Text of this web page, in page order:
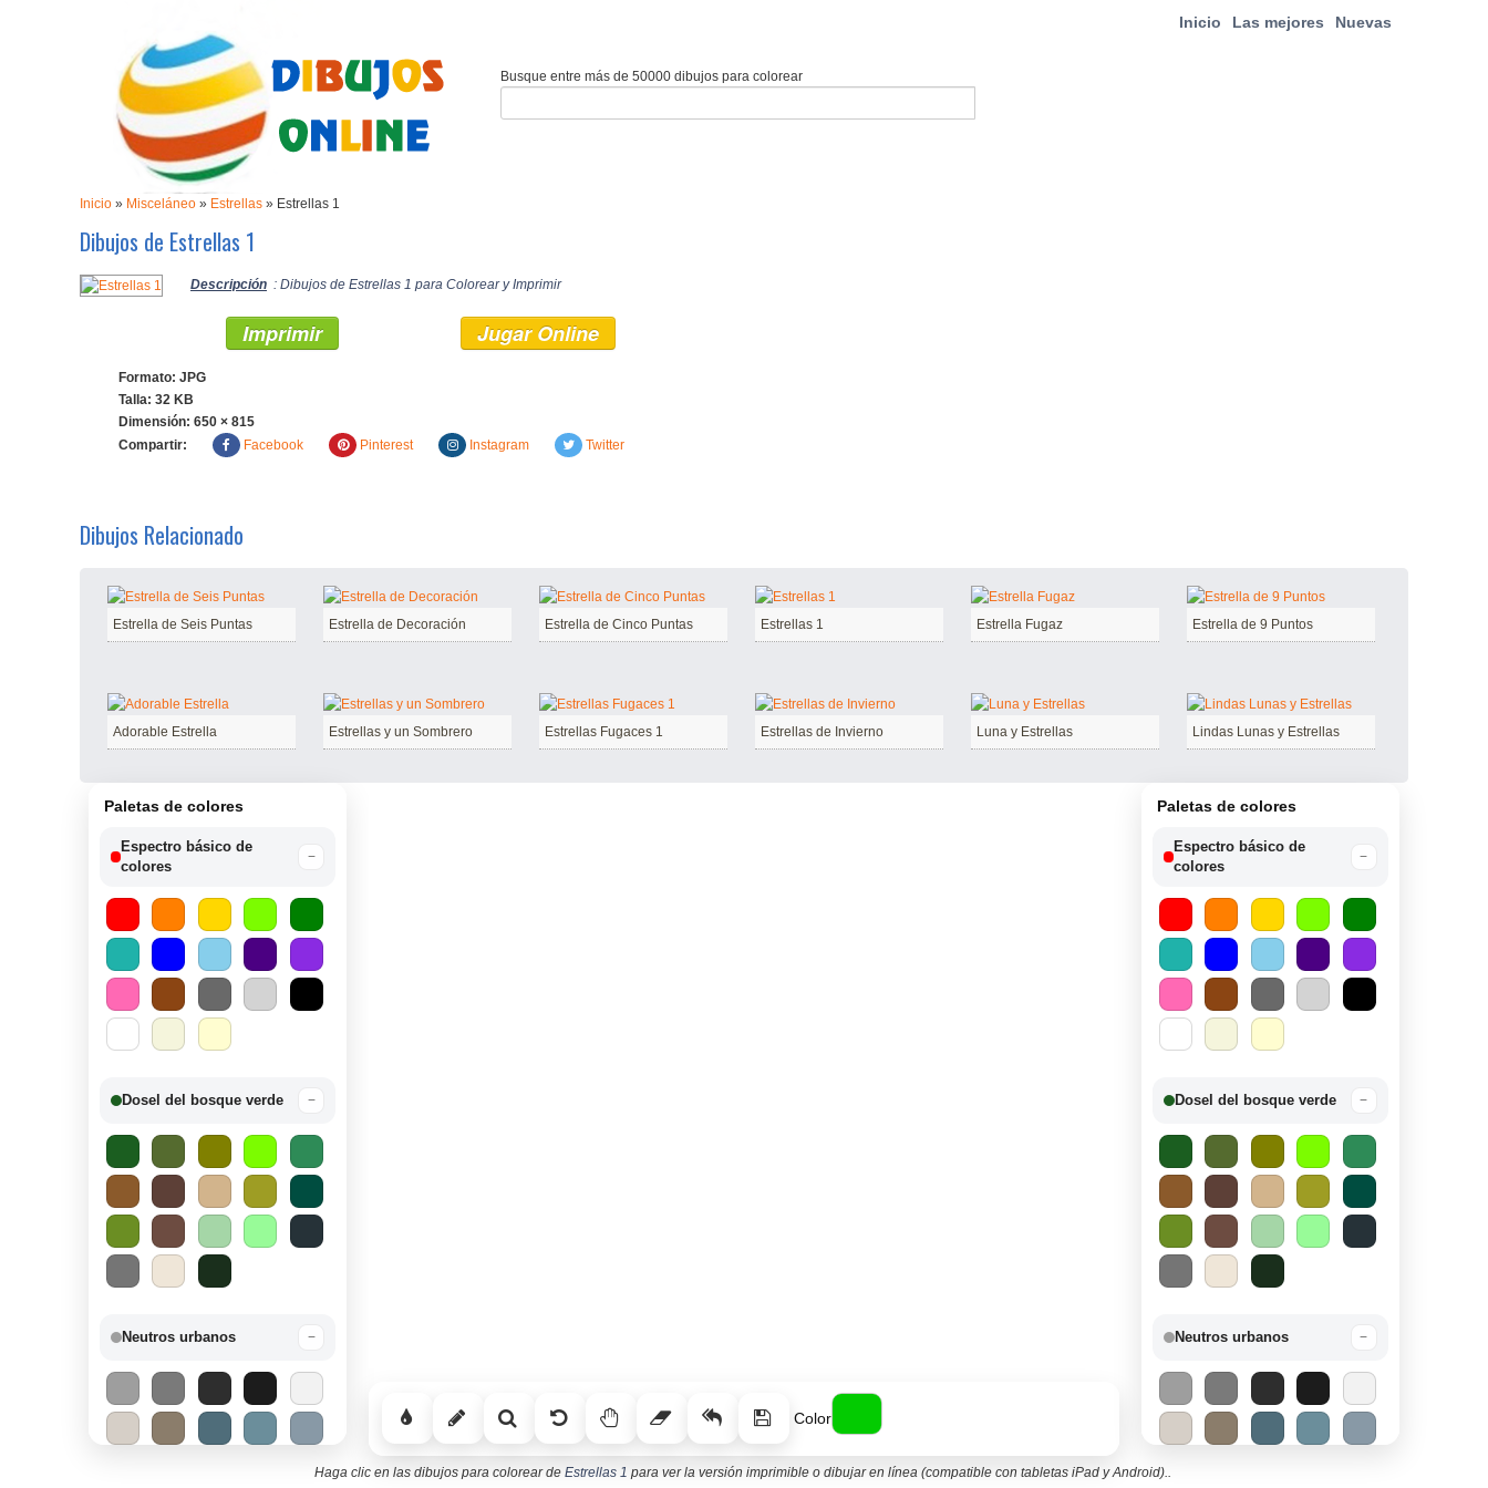
Inicio Las mejores Nuevas
Busque entre más de 50000 dibujos para colorear
Inicio » Misceláneo » Estrellas » Estrellas 1
Dibujos de Estrellas 1
Descripción : Dibujos de Estrellas 1 para Colorear y Imprimir
Imprimir Jugar Online
Formato: JPG
Talla: 32 KB
Dimensión: 650 × 815
Compartir:
Facebook Pinterest Instagram Twitter
Dibujos Relacionado
Estrella de Seis Puntas Estrella de Decoración Estrella de Cinco Puntas Estrellas 1 Estrella Fugaz Estrella de 9 Puntos
Adorable Estrella Estrellas y un Sombrero Estrellas Fugaces 1 Estrellas de Invierno Luna y Estrellas Lindas Lunas y Estrellas
Paletas de colores
Espectro básico de
colores
−
Dosel del bosque verde −
Neutros urbanos −
Color
Paletas de colores
Espectro básico de
colores
−
Dosel del bosque verde −
Neutros urbanos −
Haga clic en las dibujos para colorear de Estrellas 1 para ver la versión imprimible o dibujar en línea (compatible con tabletas iPad y Android)..